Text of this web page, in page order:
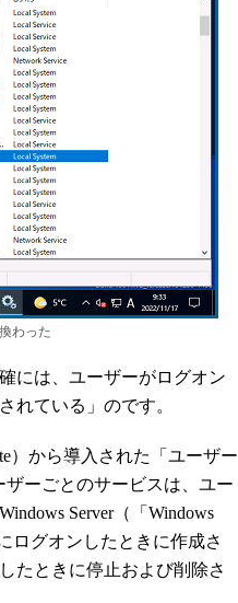
わった
には、ユーザーがログオン
れている」のです。
）から導入された「ユーザー
ザーごとのサービスは、ユー
Server（「Windows
ログオンしたときに作成さ
たときに停止および削除さ